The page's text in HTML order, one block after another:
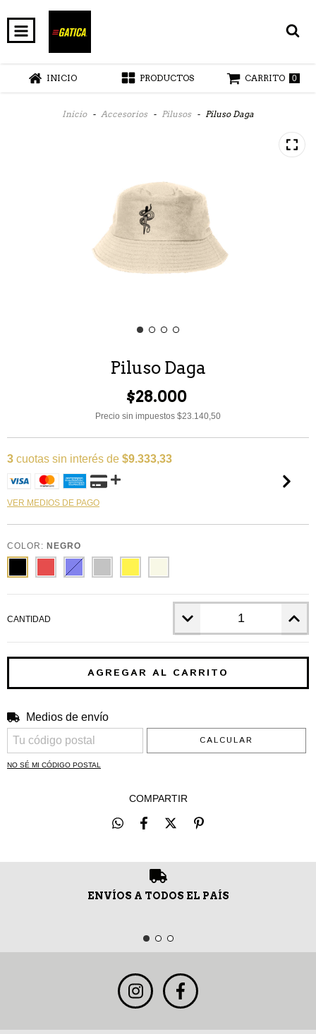
INICIO PRODUCTOS CARRITO 0
Inicio - Accesorios - Pilusos - Piluso Daga
Piluso Daga
$28.000
Precio sin impuestos $23.140,50
3 cuotas sin interés de $9.333,33
VER MEDIOS DE PAGO
COLOR: NEGRO
CANTIDAD
Entregas para el CP:
Medios de envío
CALCULAR
NO SÉ MI CÓDIGO POSTAL
COMPARTIR
ENVÍOS A TODOS EL PAÍS